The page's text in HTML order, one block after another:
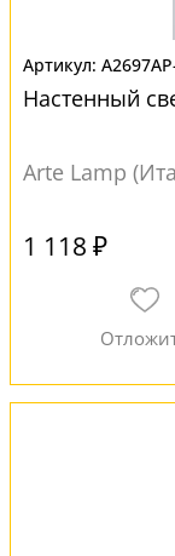
Настенный
Arte Lamp
1 118 ₽